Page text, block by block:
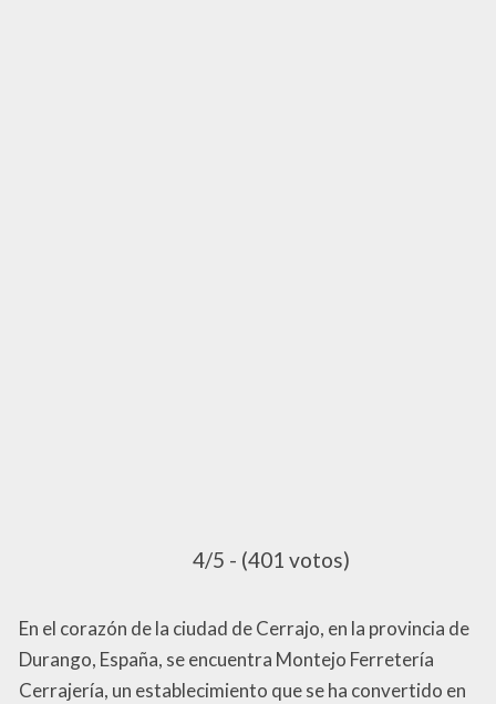
4/5 - (401 votos)
En el corazón de la ciudad de Cerrajo, en la provincia de
Durango, España, se encuentra Montejo Ferretería
Cerrajería, un establecimiento que se ha convertido en